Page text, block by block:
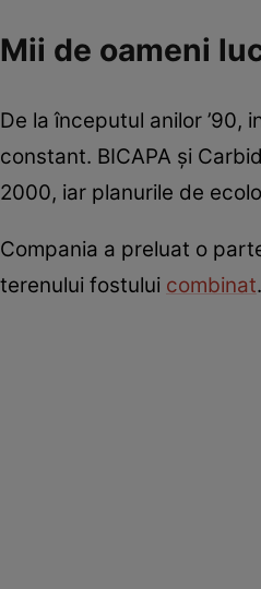
Mii de oameni
De la începutul anilor
constant. BICAPA și
2000, iar planurile de
Compania a preluat o
terenului fostului combinat.